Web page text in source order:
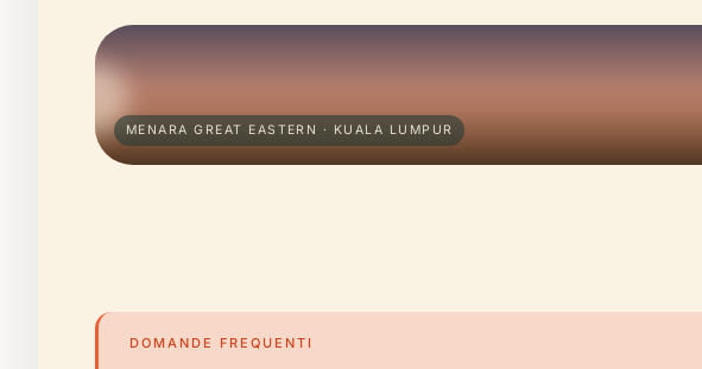
MENARA GREAT EASTERN · KUALA LUMPUR
DOMANDE FREQUENTI